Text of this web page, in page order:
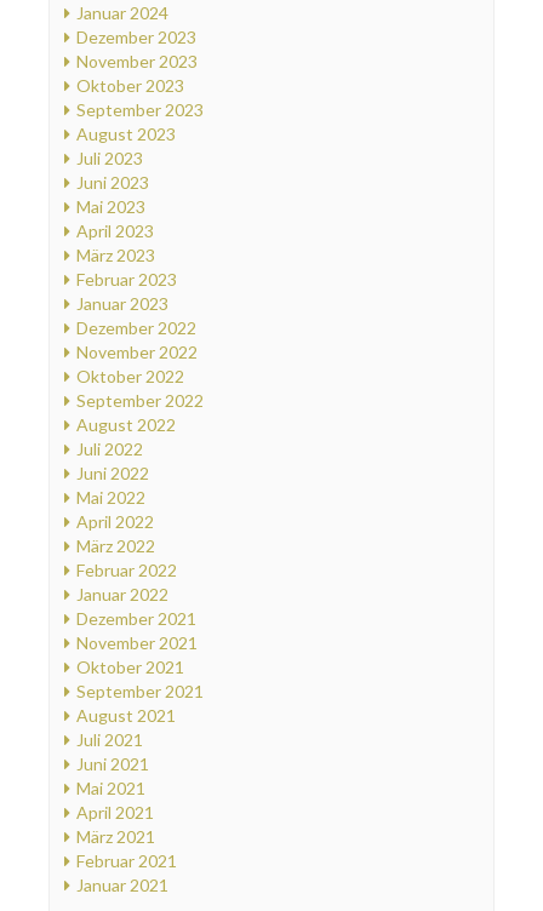
Januar 2024
Dezember 2023
November 2023
Oktober 2023
September 2023
August 2023
Juli 2023
Juni 2023
Mai 2023
April 2023
März 2023
Februar 2023
Januar 2023
Dezember 2022
November 2022
Oktober 2022
September 2022
August 2022
Juli 2022
Juni 2022
Mai 2022
April 2022
März 2022
Februar 2022
Januar 2022
Dezember 2021
November 2021
Oktober 2021
September 2021
August 2021
Juli 2021
Juni 2021
Mai 2021
April 2021
März 2021
Februar 2021
Januar 2021